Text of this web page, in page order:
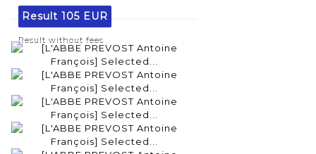
Result 105 EUR
Result without fees